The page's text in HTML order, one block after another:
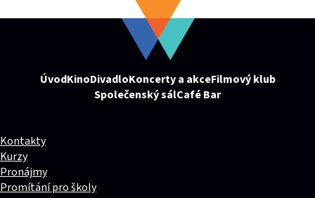
ÚvodKinoDivadloKoncerty a akceFilmový klub
Společenský sálCafé Bar
Kontakty
Kurzy
Pronájmy
Promítání pro školy